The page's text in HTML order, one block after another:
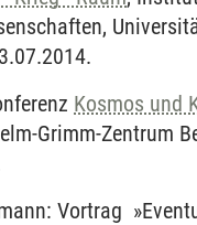
Kosmos und
Grimm-Zentrum
Vortrag